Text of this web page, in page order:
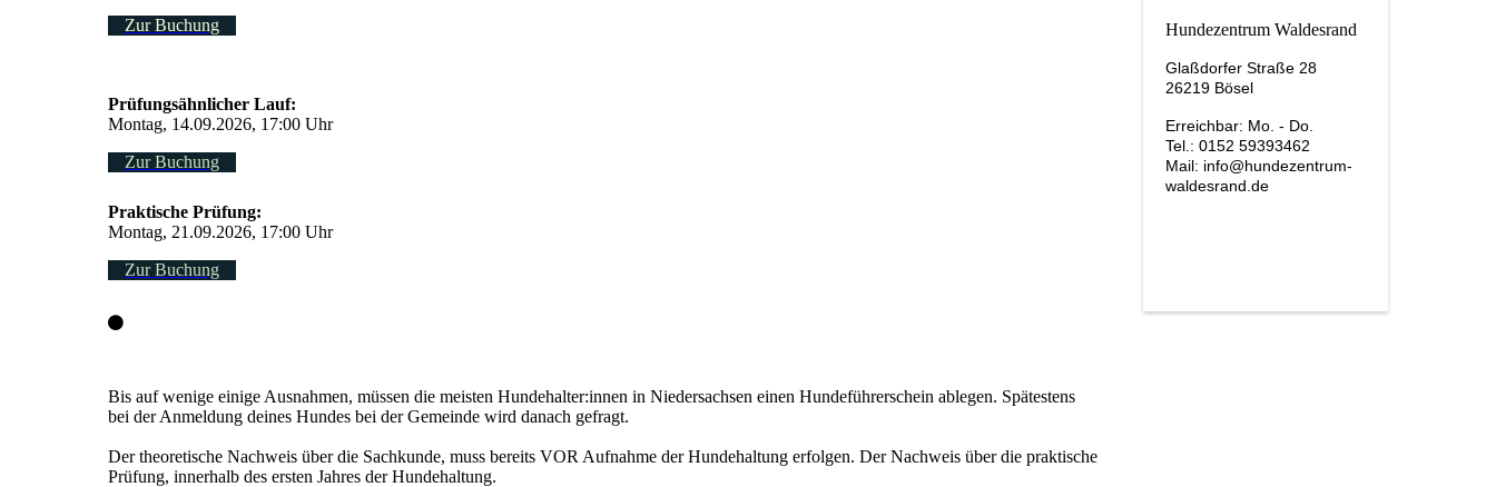
Zur Buchung
Prüfungsähnlicher Lauf:
Montag, 14.09.2026, 17:00 Uhr
Zur Buchung
Praktische Prüfung:
Montag, 21.09.2026, 17:00 Uhr
Zur Buchung
Bis auf wenige einige Ausnahmen, müssen die meisten Hundehalter:innen in Niedersachsen einen Hundeführerschein ablegen. Spätestens
bei der Anmeldung deines Hundes bei der Gemeinde wird danach gefragt.
Der theoretische Nachweis über die Sachkunde, muss bereits VOR Aufnahme der Hundehaltung erfolgen. Der Nachweis über die praktische
Prüfung, innerhalb des ersten Jahres der Hundehaltung.
Hundezentrum Waldesrand
Glaßdorfer Straße 28
26219 Bösel
Erreichbar: Mo. - Do.
Tel.: 0152 59393462
Mail: info@hundezentrum-
waldesrand.de